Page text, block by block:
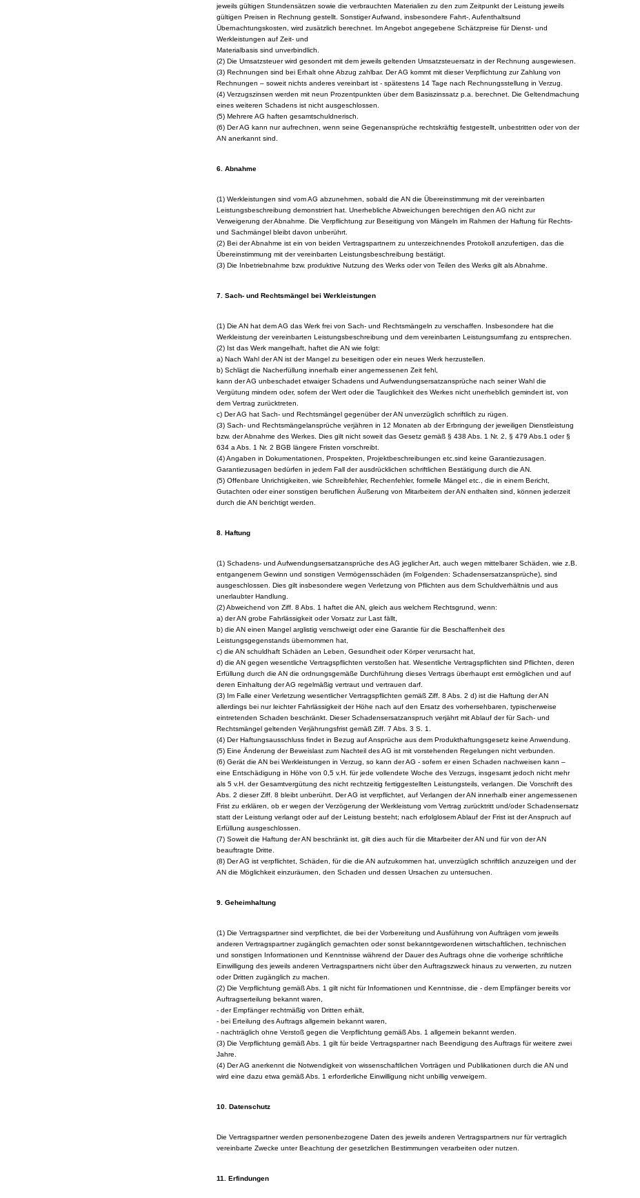
jeweils gültigen Stundensätzen sowie die verbrauchten Materialien zu den zum Zeitpunkt der Leistung jeweils
gültigen Preisen in Rechnung gestellt. Sonstiger Aufwand, insbesondere Fahrt-, Aufenthaltsund
Übernachtungskosten, wird zusätzlich berechnet. Im Angebot angegebene Schätzpreise für Dienst- und
Werkleistungen auf Zeit- und
Materialbasis sind unverbindlich.
(2) Die Umsatzsteuer wird gesondert mit dem jeweils geltenden Umsatzsteuersatz in der Rechnung ausgewiesen.
(3) Rechnungen sind bei Erhalt ohne Abzug zahlbar. Der AG kommt mit dieser Verpflichtung zur Zahlung von
Rechnungen – soweit nichts anderes vereinbart ist - spätestens 14 Tage nach Rechnungsstellung in Verzug.
(4) Verzugszinsen werden mit neun Prozentpunkten über dem Basiszinssatz p.a. berechnet. Die Geltendmachung
eines weiteren Schadens ist nicht ausgeschlossen.
(5) Mehrere AG haften gesamtschuldnerisch.
(6) Der AG kann nur aufrechnen, wenn seine Gegenansprüche rechtskräftig festgestellt, unbestritten oder von der
AN anerkannt sind.
6. Abnahme
(1) Werkleistungen sind vom AG abzunehmen, sobald die AN die Übereinstimmung mit der vereinbarten
Leistungsbeschreibung demonstriert hat. Unerhebliche Abweichungen berechtigen den AG nicht zur
Verweigerung der Abnahme. Die Verpflichtung zur Beseitigung von Mängeln im Rahmen der Haftung für Rechts-
und Sachmängel bleibt davon unberührt.
(2) Bei der Abnahme ist ein von beiden Vertragspartnern zu unterzeichnendes Protokoll anzufertigen, das die
Übereinstimmung mit der vereinbarten Leistungsbeschreibung bestätigt.
(3) Die Inbetriebnahme bzw. produktive Nutzung des Werks oder von Teilen des Werks gilt als Abnahme.
7. Sach- und Rechtsmängel bei Werkleistungen
(1) Die AN hat dem AG das Werk frei von Sach- und Rechtsmängeln zu verschaffen. Insbesondere hat die
Werkleistung der vereinbarten Leistungsbeschreibung und dem vereinbarten Leistungsumfang zu entsprechen.
(2) Ist das Werk mangelhaft, haftet die AN wie folgt:
a) Nach Wahl der AN ist der Mangel zu beseitigen oder ein neues Werk herzustellen.
b) Schlägt die Nacherfüllung innerhalb einer angemessenen Zeit fehl,
kann der AG unbeschadet etwaiger Schadens und Aufwendungsersatzansprüche nach seiner Wahl die
Vergütung mindern oder, sofern der Wert oder die Tauglichkeit des Werkes nicht unerheblich gemindert ist, von
dem Vertrag zurücktreten.
c) Der AG hat Sach- und Rechtsmängel gegenüber der AN unverzüglich schriftlich zu rügen.
(3) Sach- und Rechtsmängelansprüche verjähren in 12 Monaten ab der Erbringung der jeweiligen Dienstleistung
bzw. der Abnahme des Werkes. Dies gilt nicht soweit das Gesetz gemäß § 438 Abs. 1 Nr. 2, § 479 Abs.1 oder §
634 a Abs. 1 Nr. 2 BGB längere Fristen vorschreibt.
(4) Angaben in Dokumentationen, Prospekten, Projektbeschreibungen etc.sind keine Garantiezusagen.
Garantiezusagen bedürfen in jedem Fall der ausdrücklichen schriftlichen Bestätigung durch die AN.
(5) Offenbare Unrichtigkeiten, wie Schreibfehler, Rechenfehler, formelle Mängel etc., die in einem Bericht,
Gutachten oder einer sonstigen beruflichen Äußerung von Mitarbeitern der AN enthalten sind, können jederzeit
durch die AN berichtigt werden.
8. Haftung
(1) Schadens- und Aufwendungsersatzansprüche des AG jeglicher Art, auch wegen mittelbarer Schäden, wie z.B.
entgangenem Gewinn und sonstigen Vermögensschäden (im Folgenden: Schadensersatzansprüche), sind
ausgeschlossen. Dies gilt insbesondere wegen Verletzung von Pflichten aus dem Schuldverhältnis und aus
unerlaubter Handlung.
(2) Abweichend von Ziff. 8 Abs. 1 haftet die AN, gleich aus welchem Rechtsgrund, wenn:
a) der AN grobe Fahrlässigkeit oder Vorsatz zur Last fällt,
b) die AN einen Mangel arglistig verschweigt oder eine Garantie für die Beschaffenheit des
Leistungsgegenstands übernommen hat,
c) die AN schuldhaft Schäden an Leben, Gesundheit oder Körper verursacht hat,
d) die AN gegen wesentliche Vertragspflichten verstoßen hat. Wesentliche Vertragspflichten sind Pflichten, deren
Erfüllung durch die AN die ordnungsgemäße Durchführung dieses Vertrags überhaupt erst ermöglichen und auf
deren Einhaltung der AG regelmäßig vertraut und vertrauen darf.
(3) Im Falle einer Verletzung wesentlicher Vertragspflichten gemäß Ziff. 8 Abs. 2 d) ist die Haftung der AN
allerdings bei nur leichter Fahrlässigkeit der Höhe nach auf den Ersatz des vorhersehbaren, typischerweise
eintretenden Schaden beschränkt. Dieser Schadensersatzanspruch verjährt mit Ablauf der für Sach- und
Rechtsmängel geltenden Verjährungsfrist gemäß Ziff. 7 Abs. 3 S. 1.
(4) Der Haftungsausschluss findet in Bezug auf Ansprüche aus dem Produkthaftungsgesetz keine Anwendung.
(5) Eine Änderung der Beweislast zum Nachteil des AG ist mit vorstehenden Regelungen nicht verbunden.
(6) Gerät die AN bei Werkleistungen in Verzug, so kann der AG - sofern er einen Schaden nachweisen kann –
eine Entschädigung in Höhe von 0,5 v.H. für jede vollendete Woche des Verzugs, insgesamt jedoch nicht mehr
als 5 v.H. der Gesamtvergütung des nicht rechtzeitig fertiggestellten Leistungsteils, verlangen. Die Vorschrift des
Abs. 2 dieser Ziff. 8 bleibt unberührt. Der AG ist verpflichtet, auf Verlangen der AN innerhalb einer angemessenen
Frist zu erklären, ob er wegen der Verzögerung der Werkleistung vom Vertrag zurücktritt und/oder Schadensersatz
statt der Leistung verlangt oder auf der Leistung besteht; nach erfolglosem Ablauf der Frist ist der Anspruch auf
Erfüllung ausgeschlossen.
(7) Soweit die Haftung der AN beschränkt ist, gilt dies auch für die Mitarbeiter der AN und für von der AN
beauftragte Dritte.
(8) Der AG ist verpflichtet, Schäden, für die die AN aufzukommen hat, unverzüglich schriftlich anzuzeigen und der
AN die Möglichkeit einzuräumen, den Schaden und dessen Ursachen zu untersuchen.
9. Geheimhaltung
(1) Die Vertragspartner sind verpflichtet, die bei der Vorbereitung und Ausführung von Aufträgen vom jeweils
anderen Vertragspartner zugänglich gemachten oder sonst bekanntgewordenen wirtschaftlichen, technischen
und sonstigen Informationen und Kenntnisse während der Dauer des Auftrags ohne die vorherige schriftliche
Einwilligung des jeweils anderen Vertragspartners nicht über den Auftragszweck hinaus zu verwerten, zu nutzen
oder Dritten zugänglich zu machen.
(2) Die Verpflichtung gemäß Abs. 1 gilt nicht für Informationen und Kenntnisse, die - dem Empfänger bereits vor
Auftragserteilung bekannt waren,
- der Empfänger rechtmäßig von Dritten erhält,
- bei Erteilung des Auftrags allgemein bekannt waren,
- nachträglich ohne Verstoß gegen die Verpflichtung gemäß Abs. 1 allgemein bekannt werden.
(3) Die Verpflichtung gemäß Abs. 1 gilt für beide Vertragspartner nach Beendigung des Auftrags für weitere zwei
Jahre.
(4) Der AG anerkennt die Notwendigkeit von wissenschaftlichen Vorträgen und Publikationen durch die AN und
wird eine dazu etwa gemäß Abs. 1 erforderliche Einwilligung nicht unbillig verweigern.
10. Datenschutz
Die Vertragspartner werden personenbezogene Daten des jeweils anderen Vertragspartners nur für vertraglich
vereinbarte Zwecke unter Beachtung der gesetzlichen Bestimmungen verarbeiten oder nutzen.
11. Erfindungen